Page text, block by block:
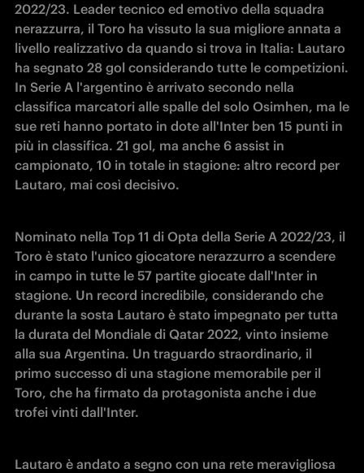
2022/23. Leader tecnico ed emotivo della squadra
nerazzurra, il Toro ha vissuto la sua migliore annata a
livello realizzativo da quando si trova in Italia: Lautaro
ha segnato 28 gol considerando tutte le competizioni.
In Serie A l'argentino è arrivato secondo nella
classifica marcatori alle spalle del solo Osimhen, ma le
sue reti hanno portato in dote all'Inter ben 15 punti in
più in classifica. 21 gol, ma anche 6 assist in
campionato, 10 in totale in stagione: altro record per
Lautaro, mai così decisivo.
Nominato nella Top 11 di Opta della Serie A 2022/23, il
Toro è stato l'unico giocatore nerazzurro a scendere
in campo in tutte le 57 partite giocate dall'Inter in
stagione. Un record incredibile, considerando che
durante la sosta Lautaro è stato impegnato per tutta
la durata del Mondiale di Qatar 2022, vinto insieme
alla sua Argentina. Un traguardo straordinario, il
primo successo di una stagione memorabile per il
Toro, che ha firmato da protagonista anche i due
trofei vinti dall'Inter.
Lautaro è andato a segno con una rete meravigliosa